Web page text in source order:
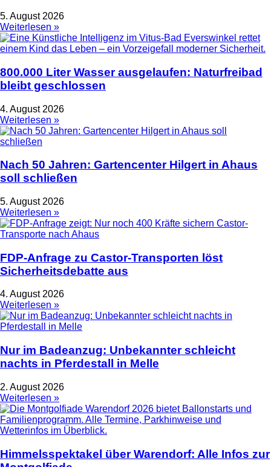
5. August 2026
Weiterlesen »
800.000 Liter Wasser ausgelaufen: Naturfreibad
bleibt geschlossen
4. August 2026
Weiterlesen »
Nach 50 Jahren: Gartencenter Hilgert in Ahaus
soll schließen
5. August 2026
Weiterlesen »
FDP-Anfrage zu Castor-Transporten löst
Sicherheitsdebatte aus
4. August 2026
Weiterlesen »
Nur im Badeanzug: Unbekannter schleicht
nachts in Pferdestall in Melle
2. August 2026
Weiterlesen »
Himmelsspektakel über Warendorf: Alle Infos zur